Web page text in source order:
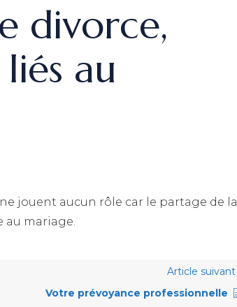
divorce,
au
jouent aucun rôle car le partage de la
au mariage.
Article suivant
Votre prévoyance professionnelle